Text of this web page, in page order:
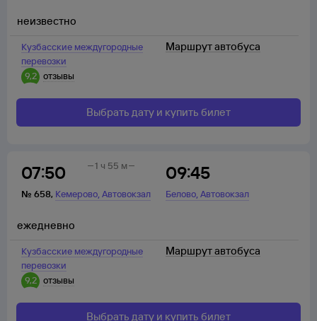
Кузбасские междугородные
перевозки
9,2 отзывы
неизвестно
Маршрут автобуса
Выбрать дату и купить билет
07:50
№ 658, Кемерово,Автовокзал
09:45
Белово,Автовокзал
1 ч 55 м
Кузбасские междугородные
перевозки
9,2 отзывы
ежедневно
Маршрут автобуса
Выбрать дату и купить билет